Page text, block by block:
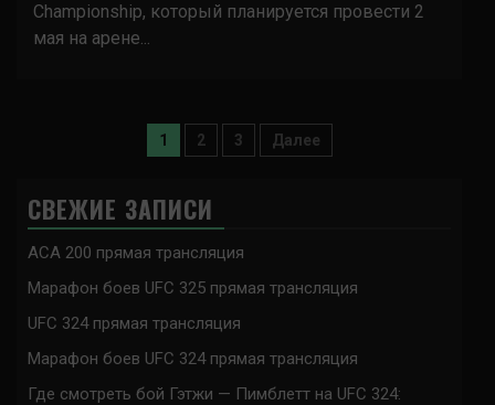
Championship, который планируется провести 2
мая на арене...
Пагинация
1 2 3 Далее
СВЕЖИЕ ЗАПИСИ
ACA 200 прямая трансляция
Марафон боев UFC 325 прямая трансляция
UFC 324 прямая трансляция
Марафон боев UFC 324 прямая трансляция
Где смотреть бой Гэтжи — Пимблетт на UFC 324: